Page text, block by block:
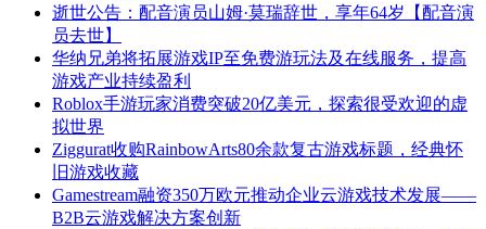
逝世公告：配音演员山姆·莫瑞辞世，享年64岁【配音演
员去世】
华纳兄弟将拓展游戏IP至免费游玩法及在线服务，提高
游戏产业持续盈利
Roblox手游玩家消费突破20亿美元，探索很受欢迎的虚
拟世界
Ziggurat收购RainbowArts80余款复古游戏标题，经典怀
旧游戏收藏
Gamestream融资350万欧元推动企业云游戏技术发展——
B2B云游戏解决方案创新